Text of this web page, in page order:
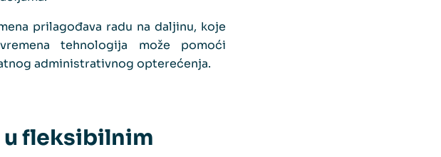
prilagođava radu na daljinu, koje
tehnologija može pomoći
administrativnog opterećenja.
u fleksibilnim